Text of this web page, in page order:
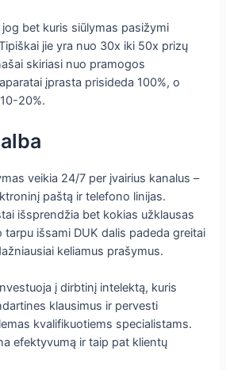
bet kuris siūlymas pasižymi
jie yra nuo 30x iki 50x prizų
skiriasi nuo pramogos
įprasta prisideda 100%, o
20%.
veikia 24/7 per įvairius kanalus –
paštą ir telefono linijas.
išsprendžia bet kokias užklausas
tarpu išsami DUK dalis padeda greitai
keliamus prašymus.
į dirbtinį intelektą, kuris
klausimus ir pervesti
kvalifikuotiems specialistams.
efektyvumą ir taip pat klientų